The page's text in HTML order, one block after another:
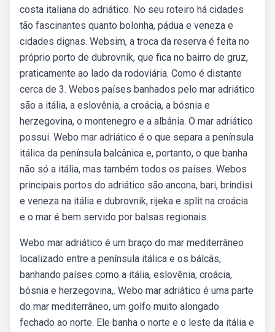
costa italiana do adriático. No seu roteiro há cidades
tão fascinantes quanto bolonha, pádua e veneza e
cidades dignas. Websim, a troca da reserva é feita no
próprio porto de dubrovnik, que fica no bairro de gruz,
praticamente ao lado da rodoviária. Como é distante
cerca de 3. Webos países banhados pelo mar adriático
são a itália, a eslovênia, a croácia, a bósnia e
herzegovina, o montenegro e a albânia. O mar adriático
possui. Webo mar adriático é o que separa a península
itálica da península balcânica e, portanto, o que banha
não só a itália, mas também todos os países. Webos
principais portos do adriático são ancona, bari, brindisi
e veneza na itália e dubrovnik, rijeka e split na croácia
e o mar é bem servido por balsas regionais.
Webo mar adriático é um braço do mar mediterrâneo
localizado entre a península itálica e os bálcãs,
banhando países como a itália, eslovênia, croácia,
bósnia e herzegovina,. Webo mar adriático é uma parte
do mar mediterrâneo, um golfo muito alongado
fechado ao norte. Ele banha o norte e o leste da itália e